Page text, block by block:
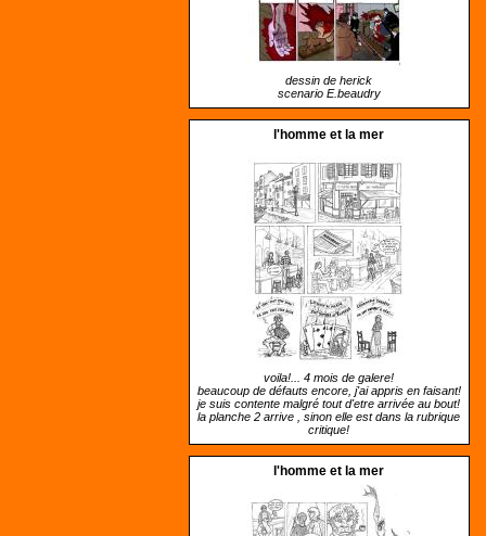
dessin de herick
scenario E.beaudry
l'homme et la mer
voila!... 4 mois de galere!
beaucoup de défauts encore, j'ai appris en faisant!
je suis contente malgré tout d'etre arrivée au bout!
la planche 2 arrive , sinon elle est dans la rubrique
critique!
l'homme et la mer